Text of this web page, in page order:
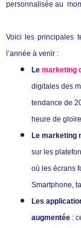
personnalisée au
Voici les principales
l’année à venir :
Le marketing
digitales des
tendance de
heure de
Le marketing
sur les
où les écrans
Smartphone,
Les
augmentée :